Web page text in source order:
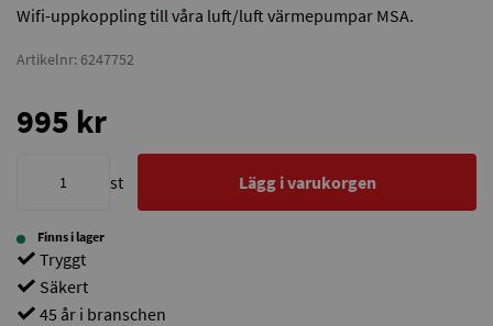
Wifi-uppkoppling till våra luft/luft värmepumpar MSA.
Artikelnr: 6247752
995 kr
st Lägg i varukorgen
Finns i lager
Tryggt
Säkert
45 år i branschen